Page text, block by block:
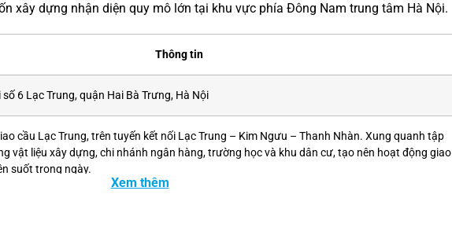
xây dựng nhận diện quy mô lớn tại khu vực phía Đông Nam trung tâm Hà Nội.
Thông tin
6 Lạc Trung, quận Hai Bà Trưng, Hà Nội
cầu Lạc Trung, trên tuyến kết nối Lạc Trung – Kim Ngưu – Thanh Nhàn. Xung quanh tập
vật liệu xây dựng, chi nhánh ngân hàng, trường học và khu dân cư, tạo nên hoạt động giao
suốt trong ngày.
Xem thêm